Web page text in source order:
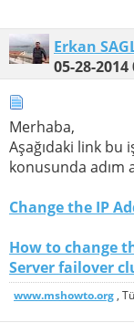
Erkan
05-28-2014
Merhaba,
Aşağıdaki link bu
konusunda adım
Change the IP
How to change
Server failover
www.mshowto.org ,